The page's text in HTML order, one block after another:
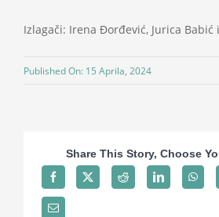
Kontakt
Search
Izlagači: Irena Đorđević, Jurica Babić
Published On: 15 Aprila, 2024
Share This Story, Choose